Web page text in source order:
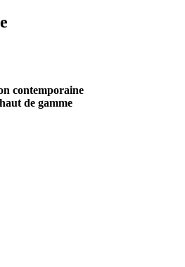
contemporaine
de gamme